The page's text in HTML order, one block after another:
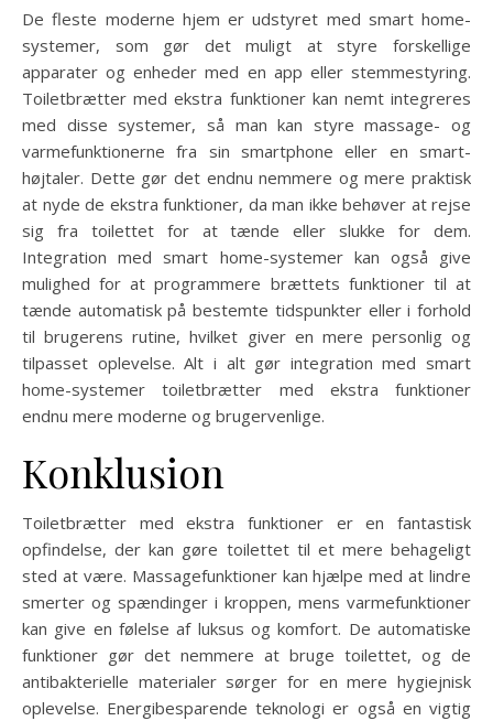
De fleste moderne hjem er udstyret med smart home-
systemer, som gør det muligt at styre forskellige
apparater og enheder med en app eller stemmestyring.
Toiletbrætter med ekstra funktioner kan nemt integreres
med disse systemer, så man kan styre massage- og
varmefunktionerne fra sin smartphone eller en smart-
højtaler. Dette gør det endnu nemmere og mere praktisk
at nyde de ekstra funktioner, da man ikke behøver at rejse
sig fra toilettet for at tænde eller slukke for dem.
Integration med smart home-systemer kan også give
mulighed for at programmere brættets funktioner til at
tænde automatisk på bestemte tidspunkter eller i forhold
til brugerens rutine, hvilket giver en mere personlig og
tilpasset oplevelse. Alt i alt gør integration med smart
home-systemer toiletbrætter med ekstra funktioner
endnu mere moderne og brugervenlige.
Konklusion
Toiletbrætter med ekstra funktioner er en fantastisk
opfindelse, der kan gøre toilettet til et mere behageligt
sted at være. Massagefunktioner kan hjælpe med at lindre
smerter og spændinger i kroppen, mens varmefunktioner
kan give en følelse af luksus og komfort. De automatiske
funktioner gør det nemmere at bruge toilettet, og de
antibakterielle materialer sørger for en mere hygiejnisk
oplevelse. Energibesparende teknologi er også en vigtig